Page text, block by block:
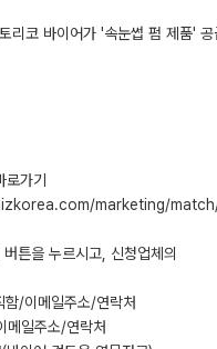
리코 바이어가 '속눈썹 펌 제품' 공
가기
marketing/
튼을 누르시고, 신청업체의
함/이메일주소/연락처
메일주소/연락처